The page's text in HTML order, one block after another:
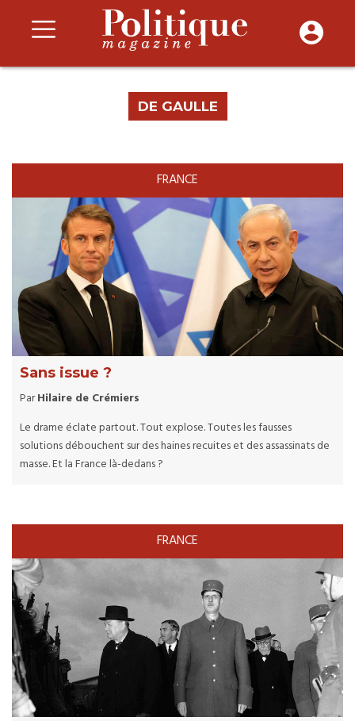
DE GAULLE
FRANCE
Sans issue ?
ParHilaire de Crémiers
Le drame éclate partout. Tout explose. Toutes les fausses
solutions débouchent sur des haines recuites et des assassinats de
masse. Et la France là-dedans ?
FRANCE